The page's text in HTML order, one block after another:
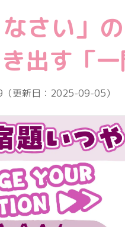
なさい」
出す「
（更新日： 2025-09-05）